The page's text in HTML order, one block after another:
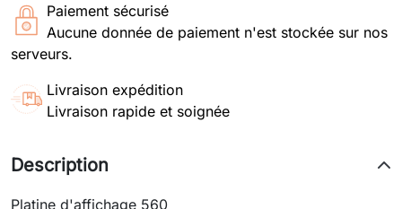
Paiement sécurisé
Aucune donnée de paiement n'est stockée sur nos
serveurs.
Livraison expédition
Livraison rapide et soignée
Description
Platine d'affichage 560